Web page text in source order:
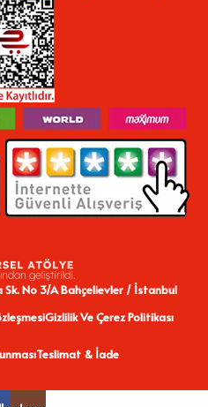
Sk. No 3/A Bahçelievler / İstanbul
Gizlilik Ve Çerez Politikası
Teslimat & İade